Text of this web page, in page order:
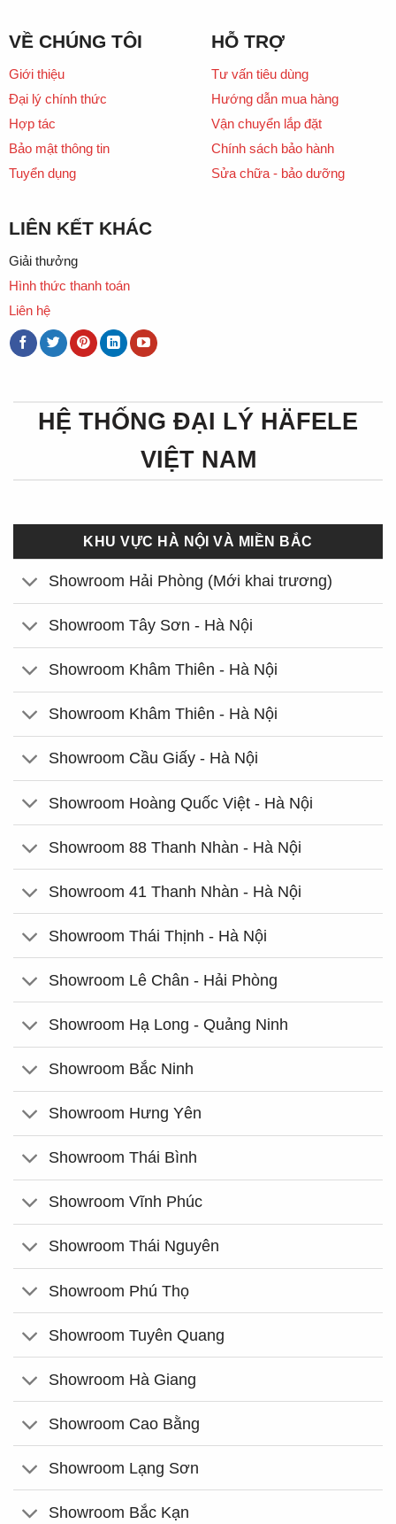
VỀ CHÚNG TÔI
Giới thiệu
Đại lý chính thức
Hợp tác
Bảo mật thông tin
Tuyển dụng
HỖ TRỢ
Tư vấn tiêu dùng
Hướng dẫn mua hàng
Vận chuyển lắp đặt
Chính sách bảo hành
Sửa chữa - bảo dưỡng
LIÊN KẾT KHÁC
Giải thưởng
Hình thức thanh toán
Liên hệ
HỆ THỐNG ĐẠI LÝ HÄFELE
VIỆT NAM
KHU VỰC HÀ NỘI VÀ MIỀN BẮC
Showroom Hải Phòng (Mới khai trương)
Showroom Tây Sơn - Hà Nội
Showroom Khâm Thiên - Hà Nội
Showroom Khâm Thiên - Hà Nội
Showroom Cầu Giấy - Hà Nội
Showroom Hoàng Quốc Việt - Hà Nội
Showroom 88 Thanh Nhàn - Hà Nội
Showroom 41 Thanh Nhàn - Hà Nội
Showroom Thái Thịnh - Hà Nội
Showroom Lê Chân - Hải Phòng
Showroom Hạ Long - Quảng Ninh
Showroom Bắc Ninh
Showroom Hưng Yên
Showroom Thái Bình
Showroom Vĩnh Phúc
Showroom Thái Nguyên
Showroom Phú Thọ
Showroom Tuyên Quang
Showroom Hà Giang
Showroom Cao Bằng
Showroom Lạng Sơn
Showroom Bắc Kạn